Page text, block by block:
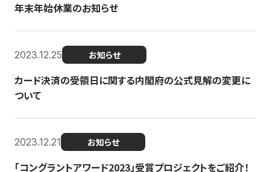
年末年始休業のお知らせ
2023.12.25 お知らせ
カード決済の受領日に関する内閣府の公式見解の変更に
ついて
2023.12.21 お知らせ
「コングラントアワード2023」受賞プロジェクトをご紹介！